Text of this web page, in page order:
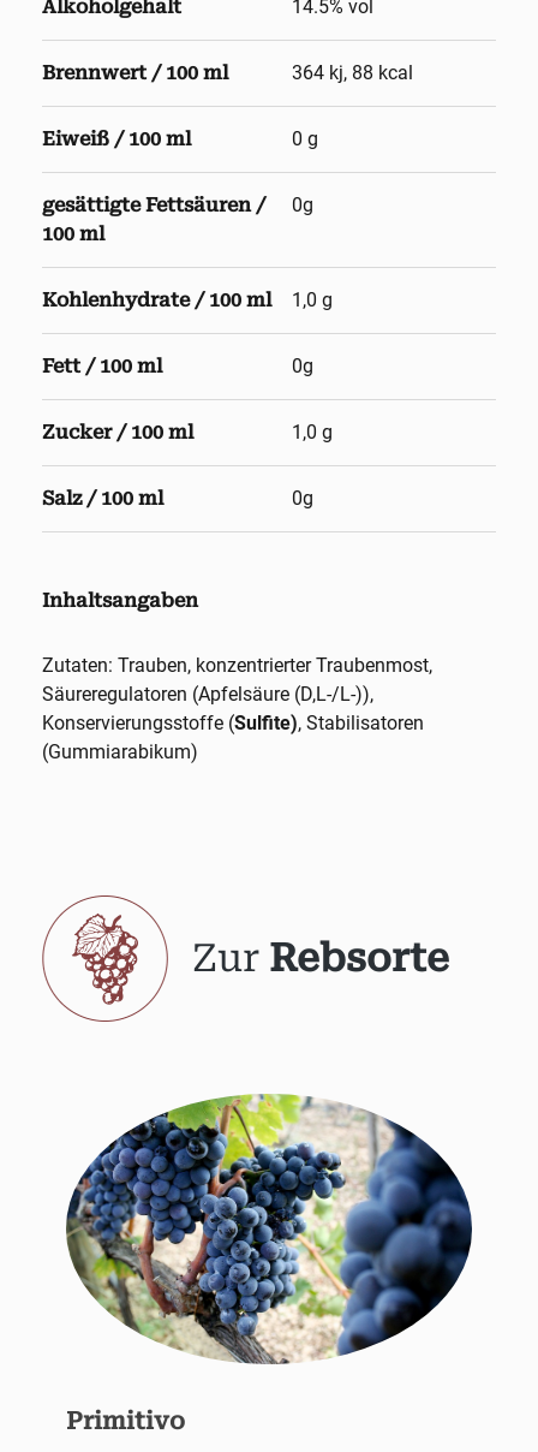
Alkoholgehalt 14.5% vol
Brennwert / 100 ml 364 kj, 88 kcal
Eiweiß / 100 ml 0 g
gesättigte Fettsäuren /
100 ml
0g
Kohlenhydrate / 100 ml 1,0 g
Fett / 100 ml 0g
Zucker / 100 ml 1,0 g
Salz / 100 ml 0g
Inhaltsangaben
Zutaten: Trauben, konzentrierter Traubenmost,
Säureregulatoren (Apfelsäure (D,L-/L-)),
Konservierungsstoffe (Sulfite), Stabilisatoren
(Gummiarabikum)
Zur Rebsorte
Primitivo